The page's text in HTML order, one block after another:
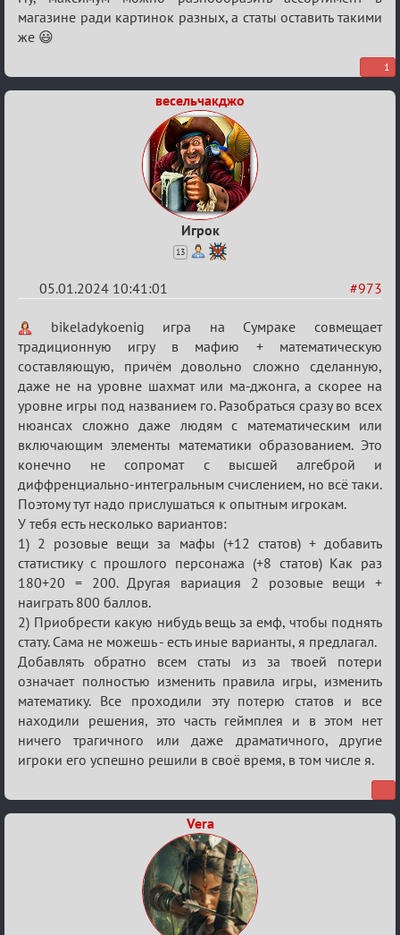
магазине ради картинок разных, а статы оставить такими
же 😃
1
весельчакджо
Игрок
13
#973
05.01.2024 10:41:01
Re:
Сумрак
нововведения
bikeladykoenig игра на Сумраке совмещает
традиционную игру в мафию + математическую
составляющую, причём довольно сложно сделанную,
даже не на уровне шахмат или ма-джонга, а скорее на
уровне игры под названием го. Разобраться сразу во всех
нюансах сложно даже людям с математическим или
включающим элементы математики образованием. Это
конечно не сопромат с высшей алгеброй и
диффренциально-интегральным счислением, но всё таки.
Поэтому тут надо прислушаться к опытным игрокам.
У тебя есть несколько вариантов:
1) 2 розовые вещи за мафы (+12 статов) + добавить
статистику с прошлого персонажа (+8 статов) Как раз
180+20 = 200. Другая вариация 2 розовые вещи +
наиграть 800 баллов.
2) Приобрести какую нибудь вещь за емф, чтобы поднять
стату. Сама не можешь - есть иные варианты, я предлагал.
Добавлять обратно всем статы из за твоей потери
означает полностью изменить правила игры, изменить
математику. Все проходили эту потерю статов и все
находили решения, это часть геймплея и в этом нет
ничего трагичного или даже драматичного, другие
игроки его успешно решили в своё время, в том числе я.
Vera